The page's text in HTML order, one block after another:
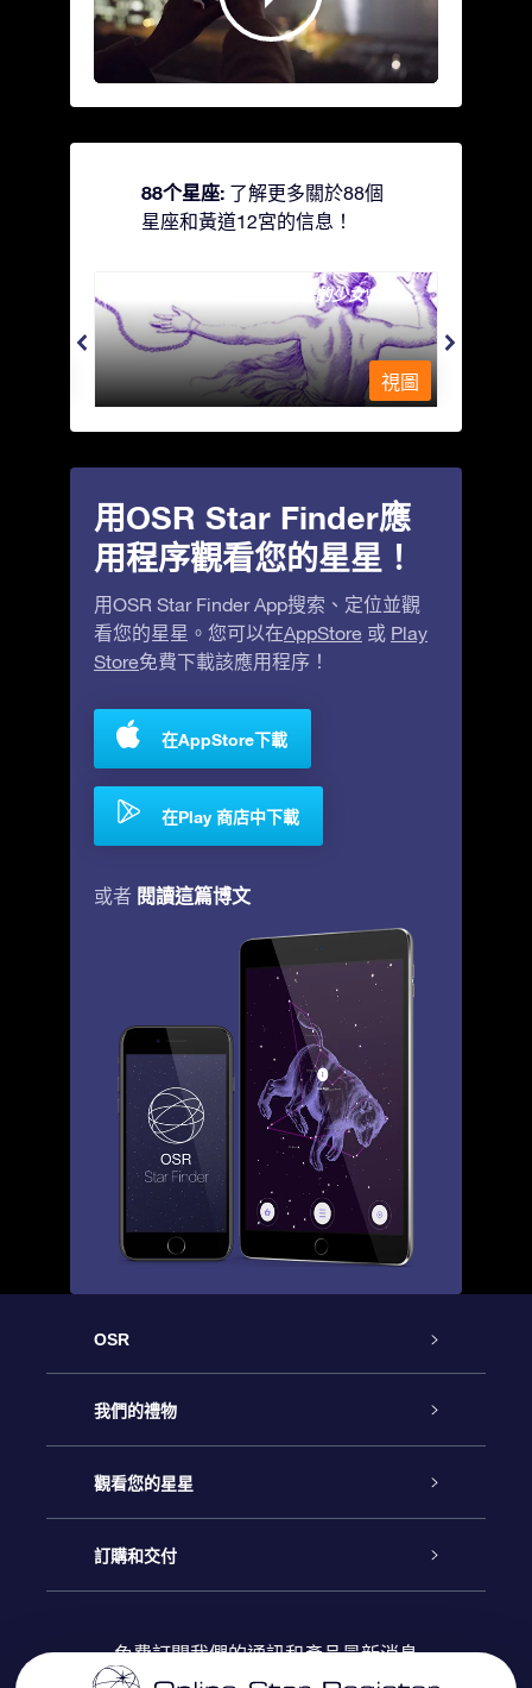
88个星座: 了解更多關於88個
星座和黃道12宮的信息！
Andromeda - 被鐵鍊鎖著的少女
視圖
用OSR Star Finder應
用程序觀看您的星星！
用OSR Star Finder App搜索、定位並觀
看您的星星。您可以在AppStore 或 Play
Store免費下載該應用程序！
在AppStore下載
在Play 商店中下載
或者 閱讀這篇博文
OSR
客戶服務
聯繫我們
博客
我們的禮物
Online Star禮物
OSR禮物包
觀看您的星星
星星注册
訂購和交付
免費訂閱我們的通訊和產品最新消息